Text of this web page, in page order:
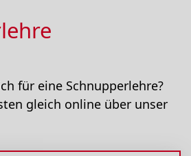
für eine Schnupperlehre?
gleich online über unser